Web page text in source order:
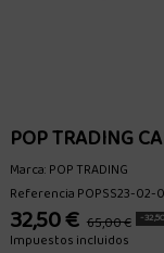
POP TRADING
Marca:POP TRADING
ReferenciaPOPSS23-02-
32,50 € 65,00 € -
Impuestos incluidos